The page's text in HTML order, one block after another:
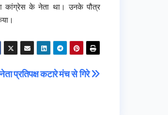
कांग्रेस के नेता था। उनके पौत्र
प्रतिपक्ष कटारे मंच से गिरे